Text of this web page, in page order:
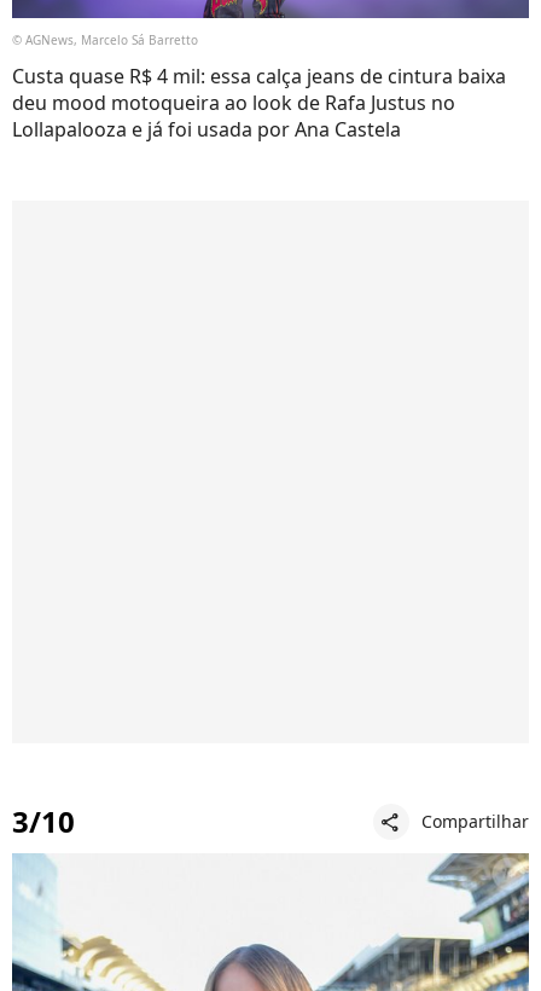
© AGNews, Marcelo Sá Barretto
Custa quase R$ 4 mil: essa calça jeans de cintura baixa
deu mood motoqueira ao look de Rafa Justus no
Lollapalooza e já foi usada por Ana Castela
3/10 share Compartilhar